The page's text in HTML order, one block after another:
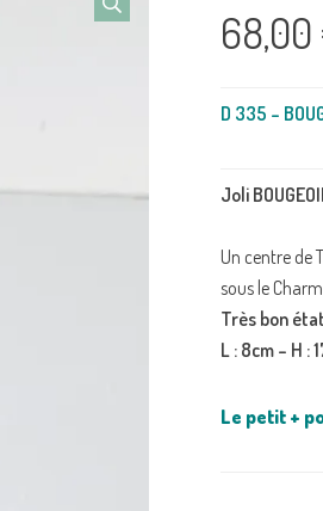
68,00
D 335 –
Joli
Un centre de
sous le
Très bon
L : 8cm – H :
Le petit +